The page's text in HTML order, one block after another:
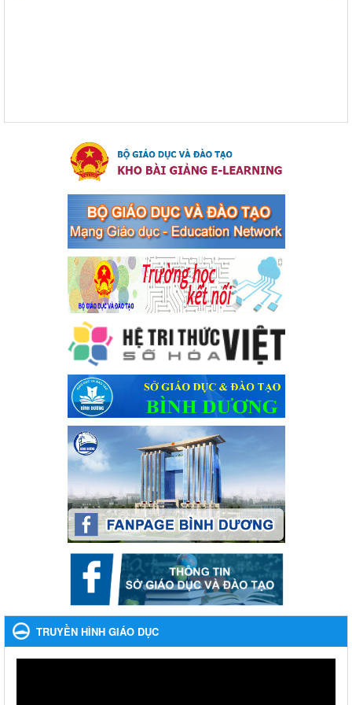
của Thủ tướng Chính phủ về tăng cường phòng ngừa, đấu
tranh tội phạm, vi phạm pháp luật liên quan đến hoạt động
tổ chức đánh bạc và đánh bạc
Kế hoạch thực hiện Chỉ thị số 16/CT-TTg ngày 27/05/2023 của
phạm, vi phạm pháp luật liên quan đến hoạt động tổ chức đánh
bạc và đánh bạc
Ngày ban hành: 04/03/2024
Kế hoạch Tổ chức Hội trại truyền thống học sinh thị xã Bến
Cát Lần thứ VIII, năm học 2023-2024
Kế hoạch Tổ chức Hội trại truyền thống học sinh thị xã Bến Cát
Lần thứ VIII, năm học 2023-2024
Ngày ban hành: 28/12/2023
Phối hợp rà soát nhu cầu tiêm vắc xin phòng Covid 19
Phối hợp rà soát nhu cầu tiêm vắc xin phòng Covid 19
Ngày ban hành: 22/11/2023
Phát động, triển khai Cuộc thi " An toàn giao thông cho nụ
cười ngày mai" dành cho học sinh và giáo viên trung học
năm học 2023-2024
Phát động, triển khai Cuộc thi " An toàn giao thông cho nụ cười
ngày mai" dành cho học sinh và giáo viên trung học năm học
Ngày ban hành: 22/11/2023
Nhắc nhỡ thực hiện thanh toán không dùng tiền mặt các
khoản thu trong nhà trường năm học 2023-2024 và các năm
Nhắc nhỡ thực hiện thanh toán không dùng tiền mặt các khoản
thu trong nhà trường năm học 2023-2024 và các năm tiếp theo
Ngày ban hành: 27/09/2023
TRUYỀN HÌNH GIÁO DỤC